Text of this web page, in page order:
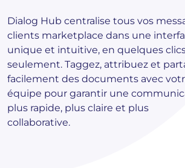
Dialog Hub centralise tous vos
clients marketplace dans une
unique et intuitive, en quelques
seulement. Taggez, attribuez et
facilement des documents avec
équipe pour garantir une
plus rapide, plus claire et plus
collaborative.